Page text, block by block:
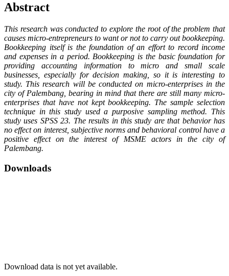
Abstract
This research was conducted to explore the root of the problem that
causes micro-entrepreneurs to want or not to carry out bookkeeping.
Bookkeeping itself is the foundation of an effort to record income
and expenses in a period. Bookkeeping is the basic foundation for
providing accounting information to micro and small scale
businesses, especially for decision making, so it is interesting to
study. This research will be conducted on micro-enterprises in the
city of Palembang, bearing in mind that there are still many micro-
enterprises that have not kept bookkeeping. The sample selection
technique in this study used a purposive sampling method. This
study uses SPSS 23. The results in this study are that behavior has
no effect on interest, subjective norms and behavioral control have a
positive effect on the interest of MSME actors in the city of
Palembang.
Downloads
Download data is not yet available.